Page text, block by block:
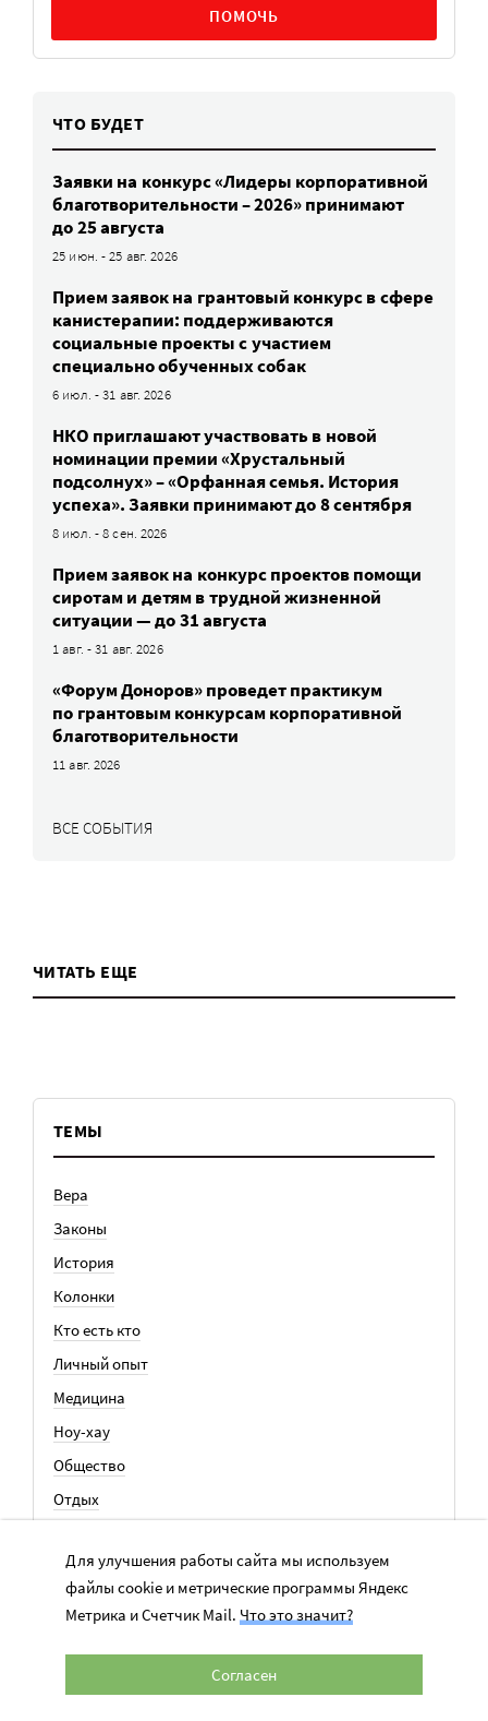
ПОМОЧЬ
ЧТО БУДЕТ
Заявки на конкурс «Лидеры корпоративной
благотворительности – 2026» принимают
до 25 августа
25 июн. - 25 авг. 2026
Прием заявок на грантовый конкурс в сфере
канистерапии: поддерживаются
социальные проекты с участием
специально обученных собак
6 июл. - 31 авг. 2026
НКО приглашают участвовать в новой
номинации премии «Хрустальный
подсолнух» – «Орфанная семья. История
успеха». Заявки принимают до 8 сентября
8 июл. - 8 сен. 2026
Прием заявок на конкурс проектов помощи
сиротам и детям в трудной жизненной
ситуации — до 31 августа
1 авг. - 31 авг. 2026
«Форум Доноров» проведет практикум
по грантовым конкурсам корпоративной
благотворительности
11 авг. 2026
ВСЕ СОБЫТИЯ
ЧИТАТЬ ЕЩЕ
ТЕМЫ
Вера
Законы
История
Колонки
Кто есть кто
Личный опыт
Медицина
Ноу-хау
Общество
Отдых
События
Для улучшения работы сайта мы используем
файлы cookie и метрические программы Яндекс
Метрика и Счетчик Mail. Что это значит?
Согласен